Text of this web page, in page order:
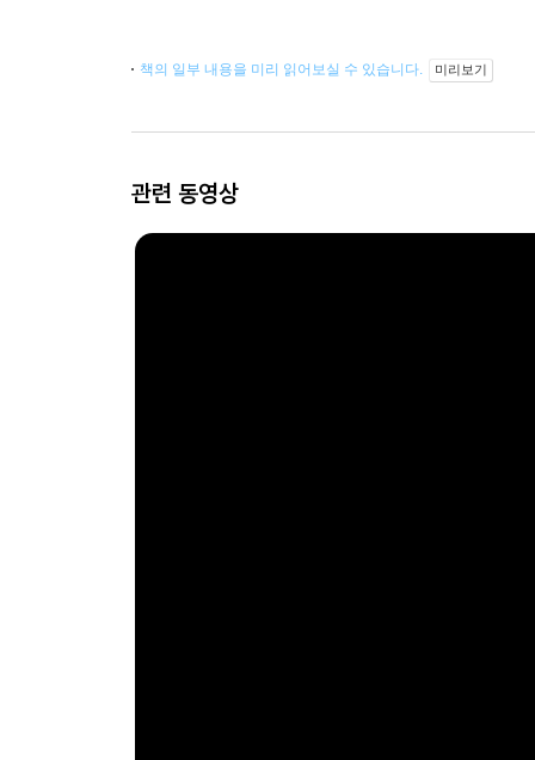
책의 일부 내용을 미리 읽어보실 수 있습니다. 미리보기
관련 동영상